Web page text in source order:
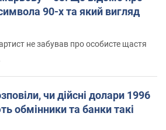
90-х та який вигляд
не забував про особисте щастя
чи дійсні долари 1996
обмінники та банки такі